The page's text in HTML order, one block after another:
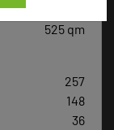
525 qm
257
148
36